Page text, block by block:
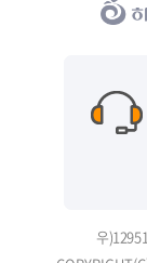
하남시
(재)하남시자원봉사센터
하남시 장애인 무료법률
경기
우